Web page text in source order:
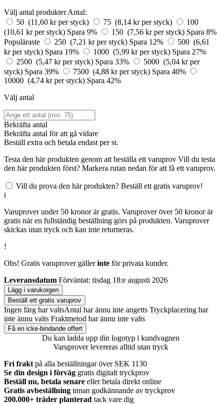
Välj antal produkter Antal:
50 (11,60 kr per styck)
75 (8,14 kr per styck)
100
(10,61 kr per styck) Spara 9% 150 (7,56 kr per styck) Spara 8%
Populäraste
250 (7,21 kr per styck) Spara 12%
500 (6,61
kr per styck) Spara 19% 1000 (5,99 kr per styck) Spara 27%
2500 (5,47 kr per styck) Spara 33%
5000 (5,04 kr per
styck) Spara 39% 7500 (4,88 kr per styck) Spara 40%
10000 (4,74 kr per styck) Spara 42%
Välj antal
Bekräfta antal
Bekräfta antal för att gå vidare
Beställ extra och betala endast per st.
Testa den här produkten genom att beställa ett varuprov Vill du testa
den här produkten först? Markera rutan nedan för att få ett varuprov.
Vill du prova den här produkten? Beställ ett gratis varuprov!
i
Varuprover under 50 kronor är gratis. Varuprover över 50 kronor är
gratis när en fullständig beställning görs på produkten. Varuprover
skickas utan tryck och kan inte returneras.
!
Obs! Gratis varuprover gällerinte för privata kunder.
Leveransdatum Förväntat: tisdag 18:e augusti 2026
Lägg i varukorgen
Beställ ett gratis varuprov
Ingen färg har valtsAntal har ännu inte angetts Tryckplacering har
inte ännu valts Fraktmetod har ännu inte valts
Få en icke-bindande offert
Du kan ladda upp din logotyp i kundvagnen
Varuprover levereras alltid utan tryck
Fri frakt på alla beställningar över SEK 1130
Se din design i förväg gratis digitalt tryckprov
Beställ nu, betala senare eller betala direkt online
Gratis avbeställning innan godkännande av tryckprov
200.000+ träder planterad tack vare dig